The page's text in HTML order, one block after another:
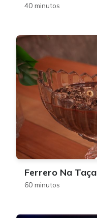
40 minutos
Ferrero Na Taça
60 minutos